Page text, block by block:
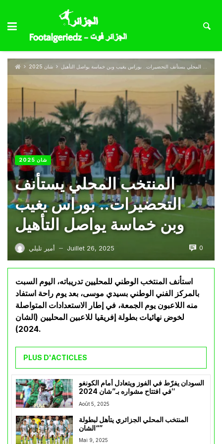
شان 2025 المنتخب المحلي يستأنف التحضيرات.. بوراس يغيب وبن خماسة يواصل التأهيل
شان 2025
المنتخب المحلي يستأنف
التحضيرات.. بوراس يغيب
وبن خماسة يواصل التأهيل
أمير تليلي — Juillet 26, 2025 0
استأنف المنتخب الوطني للمحليين تدريباته، اليوم السبت
بالمركز الفني الوطني بسيدي موسى، بعد يوم راحة استفاد
منه اللاعبون يوم الجمعة، في إطار الاستعدادات المتواصلة
لخوض نهائيات بطولة إفريقيا للاعبين المحليين (الشان
2024).
PLUS D'ACTICLES
السودان يفرّط في الفوز ويتعادل أمام الكونغو
في افتتاح مشواره بـ”شان 2024″
Août 5, 2025
المنتخب المحلي الجزائري يتأهل لبطولة
“الشان”
Mai 9, 2025